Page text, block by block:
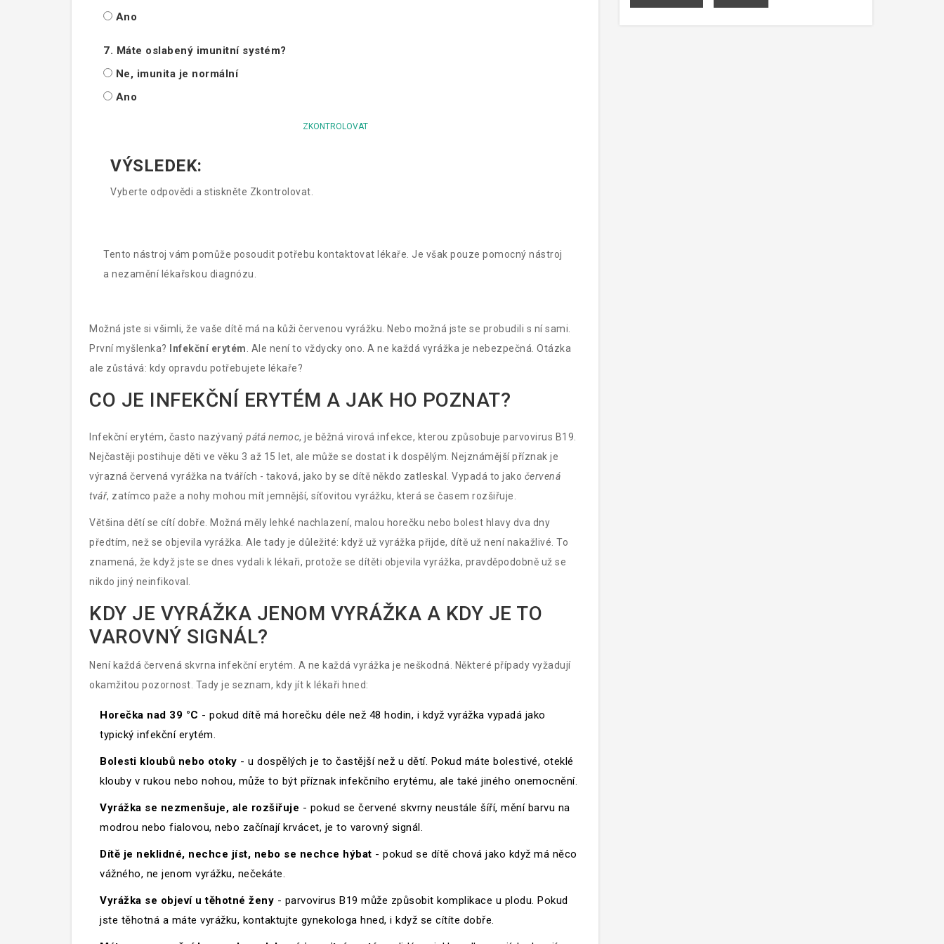
Ano
7. Máte oslabený imunitní systém?
Ne, imunita je normální
Ano
ZKONTROLOVAT
VÝSLEDEK:
Vyberte odpovědi a stiskněte Zkontrolovat.
Tento nástroj vám pomůže posoudit potřebu kontaktovat lékaře. Je však pouze pomocný nástroj
a nezamění lékařskou diagnózu.
Možná jste si všimli, že vaše dítě má na kůži červenou vyrážku. Nebo možná jste se probudili s ní sami.
První myšlenka?
Infekční erytém . Ale není to vždycky ono. A ne každá vyrážka je nebezpečná. Otázka
ale zůstává: kdy opravdu potřebujete lékaře?
CO JE INFEKČNÍ ERYTÉM A JAK HO POZNAT?
Infekční erytém, často nazývaný pátá nemoc, je běžná virová infekce, kterou způsobuje parvovirus B19.
Nejčastěji postihuje děti ve věku 3 až 15 let, ale může se dostat i k dospělým. Nejznámější příznak je
výrazná červená vyrážka na tvářích - taková, jako by se dítě někdo zatleskal. Vypadá to jako červená
tvář, zatímco paže a nohy mohou mít jemnější, síťovitou vyrážku, která se časem rozšiřuje.
Většina dětí se cítí dobře. Možná měly lehké nachlazení, malou horečku nebo bolest hlavy dva dny
předtím, než se objevila vyrážka. Ale tady je důležité: když už vyrážka přijde, dítě už není nakažlivé. To
znamená, že když jste se dnes vydali k lékaři, protože se dítěti objevila vyrážka, pravděpodobně už se
nikdo jiný neinfikoval.
KDY JE VYRÁŽKA JENOM VYRÁŽKA A KDY JE TO
VAROVNÝ SIGNÁL?
Není každá červená skvrna infekční erytém. A ne každá vyrážka je neškodná. Některé případy vyžadují
okamžitou pozornost. Tady je seznam, kdy jít k lékaři hned:
Horečka nad 39 °C - pokud dítě má horečku déle než 48 hodin, i když vyrážka vypadá jako
typický infekční erytém.
Bolesti kloubů nebo otoky - u dospělých je to častější než u dětí. Pokud máte bolestivé, oteklé
klouby v rukou nebo nohou, může to být příznak infekčního erytému, ale také jiného onemocnění.
Vyrážka se nezmenšuje, ale rozšiřuje - pokud se červené skvrny neustále šíří, mění barvu na
modrou nebo fialovou, nebo začínají krvácet, je to varovný signál.
Dítě je neklidné, nechce jíst, nebo se nechce hýbat - pokud se dítě chová jako když má něco
vážného, ne jenom vyrážku, nečekáte.
Vyrážka se objeví u těhotné ženy - parvovirus B19 může způsobit komplikace u plodu. Pokud
jste těhotná a máte vyrážku, kontaktujte gynekologa hned, i když se cítíte dobře.